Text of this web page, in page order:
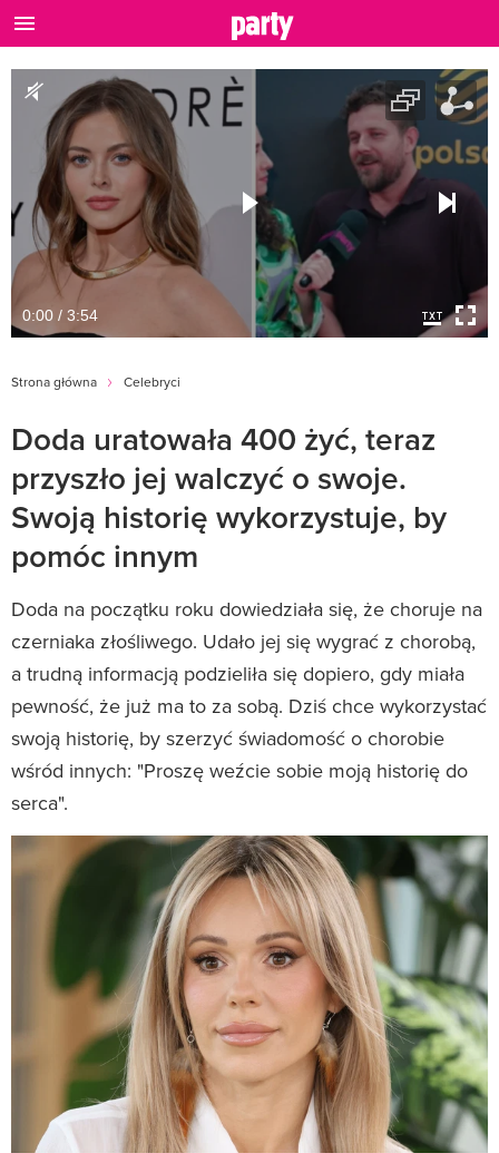
0:00 / 3:54
Strona główna Celebryci
Doda uratowała 400 żyć, teraz
przyszło jej walczyć o swoje.
Swoją historię wykorzystuje, by
pomóc innym
Doda na początku roku dowiedziała się, że choruje na
czerniaka złośliwego. Udało jej się wygrać z chorobą,
a trudną informacją podzieliła się dopiero, gdy miała
pewność, że już ma to za sobą. Dziś chce wykorzystać
swoją historię, by szerzyć świadomość o chorobie
wśród innych: "Proszę weźcie sobie moją historię do
serca".